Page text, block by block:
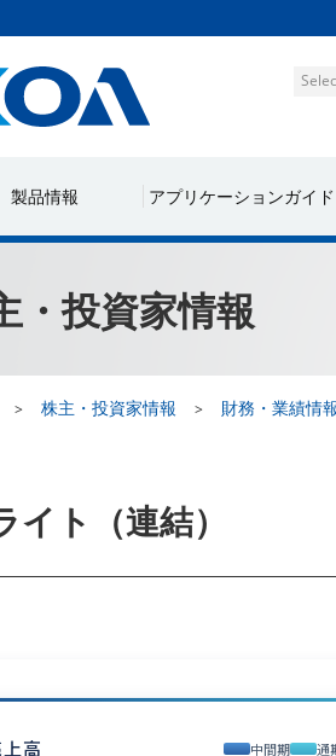
製品情報 アプリケーションガイド
・投資家情報
株主・投資家情報 財務・業績情
イト（連結）
高 中間期 通